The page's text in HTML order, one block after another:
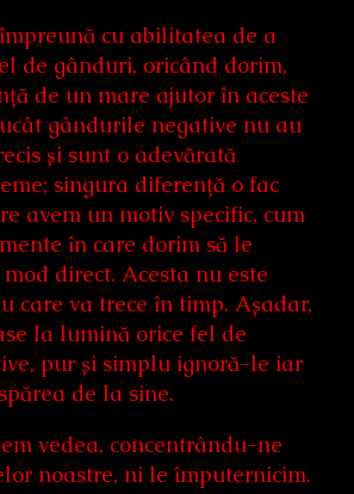
cu abilitatea de a
de gânduri, oricând dorim,
de un mare ajutor în aceste
gândurile negative nu au
și sunt o adevărată
singura diferență o fac
avem un motiv specific, cum
în care dorim să le
direct. Acesta nu este
care va trece în timp. Așadar,
la lumină orice fel de
pur și simplu ignoră-le iar
de la sine.
vedea, concentrându-ne
noastre, ni le împuternicim.